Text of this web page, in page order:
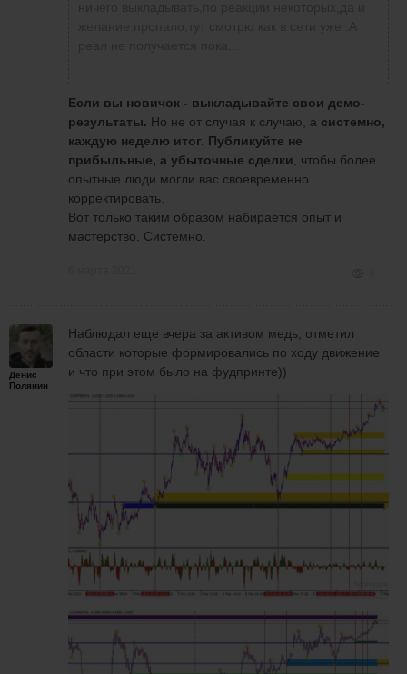
Если вы новичок - выкладывайте свои демо-
результаты. Но не от случая к случаю, а системно,
каждую неделю итог. Публикуйте не
прибыльные, а убыточные сделки , чтобы более
опытные люди могли вас своевременно
корректировать.
Вот только таким образом набирается опыт и
мастерство. Системно.
Денис
Полянин
Наблюдал еще вчера за активом медь, отметил
области которые формировались по ходу движение
и что при этом было на фудпринте))